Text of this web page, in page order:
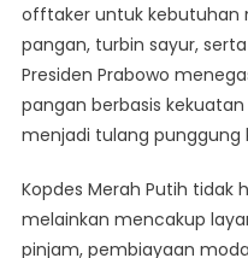
offtaker untuk kebutuhan
pangan, turbin sayur,
Presiden Prabowo
pangan berbasis
menjadi tulang punggung
Kopdes Merah Putih tidak
melainkan mencakup
pinjam, pembiayaan